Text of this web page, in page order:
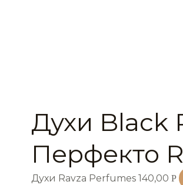
Духи Black
Перфекто
Духи Ravza Perfumes140,00Р